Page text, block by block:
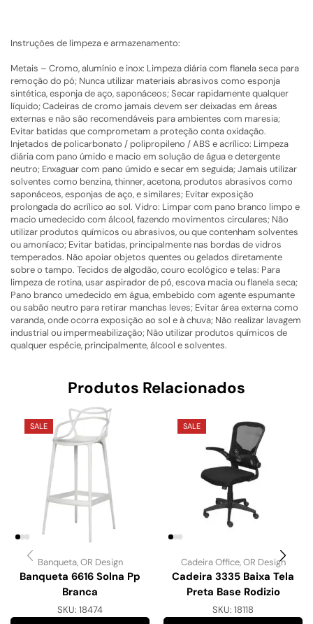
Instruções de limpeza e armazenamento:
Metais – Cromo, alumínio e inox: Limpeza diária com flanela seca para
remoção do pó; Nunca utilizar materiais abrasivos como esponja
sintética, esponja de aço, saponáceos; Secar rapidamente qualquer
líquido; Cadeiras de cromo jamais devem ser deixadas em áreas
externas e não são recomendáveis para ambientes com maresia;
Evitar batidas que comprometam a proteção conta oxidação.
Injetados de policarbonato / polipropileno / ABS e acrílico: Limpeza
diária com pano úmido e macio em solução de água e detergente
neutro; Enxaguar com pano úmido e secar em seguida; Jamais utilizar
solventes como benzina, thinner, acetona, produtos abrasivos como
saponáceos, esponjas de aço, e similares; Evitar exposição
prolongada do acrílico ao sol. Vidro: Limpar com pano branco limpo e
macio umedecido com álcool, fazendo movimentos circulares; Não
utilizar produtos químicos ou abrasivos, ou que contenham solventes
ou amoníaco; Evitar batidas, principalmente nas bordas de vidros
temperados. Não apoiar objetos quentes ou gelados diretamente
sobre o tampo. Tecidos de algodão, couro ecológico e telas: Para
limpeza de rotina, usar aspirador de pó, escova macia ou flanela seca;
Pano branco umedecido em água, embebido com agente espumante
ou sabão neutro para retirar manchas leves; Evitar área externa como
varanda, onde ocorra exposição ao sol e à chuva; Não realizar lavagem
industrial ou impermeabilização; Não utilizar produtos químicos de
qualquer espécie, principalmente, álcool e solventes.
Produtos Relacionados
SALE
Banqueta,OR Design
Banqueta 6616 Solna Pp
Branca
SKU: 18474
SALE
Cadeira Office,OR Design
Cadeira 3335 Baixa Tela
Preta Base Rodizio
SKU: 18118